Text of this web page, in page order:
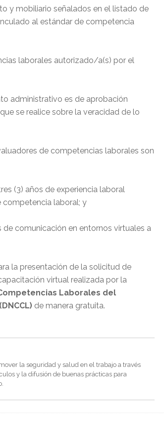
y mobiliario señalados en el listado de
al estándar de competencia
laborales autorizado/a(s) por el
administrativo es de aprobación
se realice sobre la veracidad de lo
de competencias laborales son
(3) años de experiencia laboral
competencia laboral; y
comunicación en entornos virtuales a
la presentación de la solicitud de
virtual realizada por la
Laborales del
de manera gratuita.
la seguridad y salud en el trabajo a través
y la difusión de buenas prácticas para